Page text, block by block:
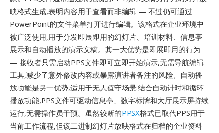
映格式生成,表明内容用于查看而非编辑 — 不过仍可通过
PowerPoint的文件菜单打开进行编辑。该格式在企业环境中
被广泛使用,用于分发即展即用的幻灯片、培训材料、信息亭
展示和自动播放的演示文稿。其一大优势是即展即用的行为
— 接收者只需启动PPS文件即可立即开始演示,无需导航编辑
工具,减少了意外修改内容或暴露演讲者备注的风险。自动播
放功能是另一优势,适用于无人值守场景:结合自动计时和循环
播放功能,PPS文件可驱动信息亭、数字标牌和大厅展示屏持续
运行,无需操作员干预。虽然较新的PPSX格式已取代PPS用于
当前工作流程,但该二进制幻灯片放映格式在归档的企业资料